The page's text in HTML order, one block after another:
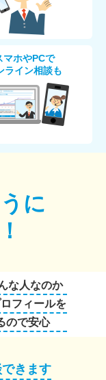
マホやPCで
ライン相談も
に
な人なのか
フィールを
ので安心
きます